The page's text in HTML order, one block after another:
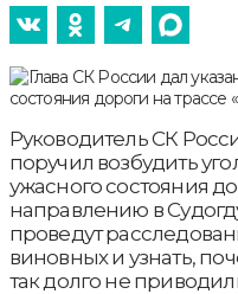
Руководитель СК
поручил возбудить
ужасного состояния
направлению в
проведут
виновных и узнать,
так долго не